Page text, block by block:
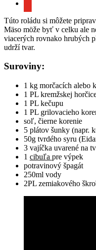
Túto roládu si môžete
Mäso möže byť v celku ale
viacerých rovnako hrubých
udrží tvar.
Suroviny:
1 kg morčacích alebo
1 PL kremžskej
1 PL kečupu
1 PL grilovacieho
soľ, čierne korenie
5 plátov šunky (napr.
50g tvrdého syru
3 vajíčka uvarené na
1 cibuľa pre výpek
potravinový špagát
250ml vody
2PL zemiakového